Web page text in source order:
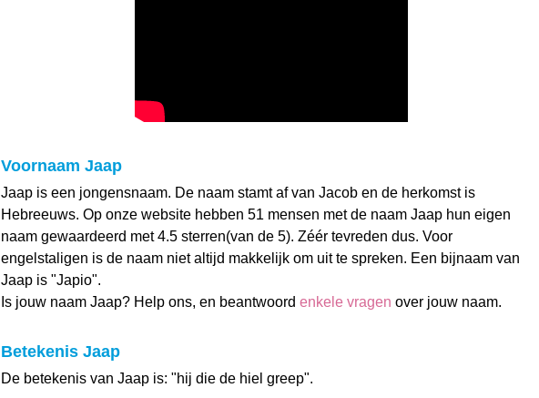
Voornaam Jaap
Jaap is een jongensnaam. De naam stamt af van Jacob en de herkomst is
Hebreeuws. Op onze website hebben 51 mensen met de naam Jaap hun eigen
naam gewaardeerd met 4.5 sterren(van de 5). Zéér tevreden dus. Voor
engelstaligen is de naam niet altijd makkelijk om uit te spreken. Een bijnaam van
Jaap is "Japio".
Is jouw naam Jaap? Help ons, en beantwoord enkele vragen over jouw naam.
Betekenis Jaap
De betekenis van Jaap is: "hij die de hiel greep".